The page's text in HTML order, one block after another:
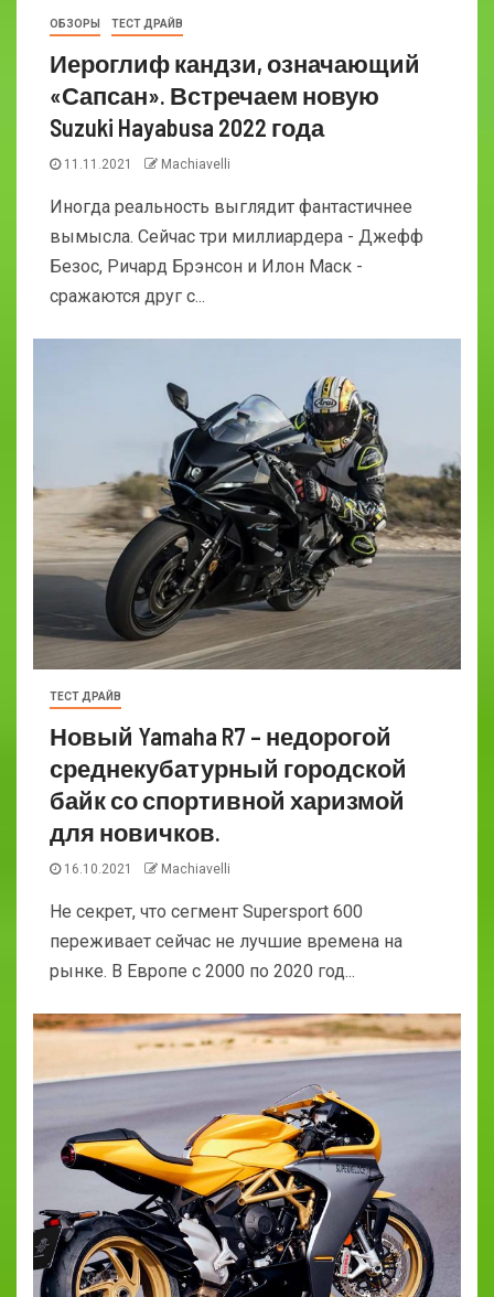
ОБЗОРЫ ТЕСТ ДРАЙВ
Иероглиф кандзи, означающий
«Сапсан». Встречаем новую
Suzuki Hayabusa 2022 года
11.11.2021 Machiavelli
Иногда реальность выглядит фантастичнее
вымысла. Сейчас три миллиардера - Джефф
Безос, Ричард Брэнсон и Илон Маск -
сражаются друг с...
ТЕСТ ДРАЙВ
Новый Yamaha R7 – недорогой
среднекубатурный городской
байк со спортивной харизмой
для новичков.
16.10.2021 Machiavelli
Не секрет, что сегмент Supersport 600
переживает сейчас не лучшие времена на
рынке. В Европе с 2000 по 2020 год...